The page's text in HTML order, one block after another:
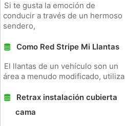
Si te gusta la emoción de
conducir a través de un hermoso
sendero,
Como Red Stripe Mi Llantas
El llantas de un vehículo son un
área a menudo modificado, utiliza
Retrax instalación cubierta
cama